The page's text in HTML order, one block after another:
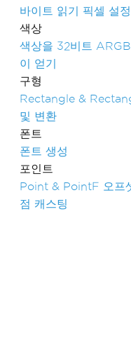
바이트 읽기 픽셀 설정
색상
색상을 32비트
이 얻기
구형
Rectangle &
및 변환
폰트
폰트 생성
포인트
Point & PointF 오프
점 캐스팅